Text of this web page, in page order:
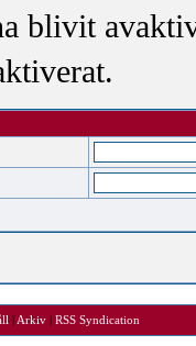
blivit
| Arkiv |RSS Syndication